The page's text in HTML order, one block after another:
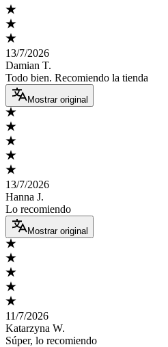
13/7/2026
Damian T.
Todo bien. Recomiendo la tienda
Mostrar original
13/7/2026
Hanna J.
Lo recomiendo
Mostrar original
11/7/2026
Katarzyna W.
Súper, lo recomiendo